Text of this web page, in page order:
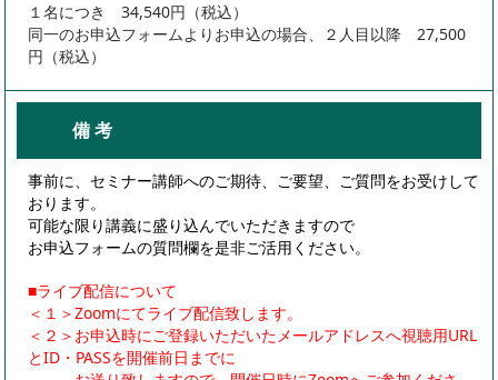
１名につき 34,540円（税込）
同一のお申込フォームよりお申込の場合、２人目以降 27,500
円（税込）
備 考
事前に、セミナー講師へのご期待、ご要望、ご質問をお受けして
おります。
可能な限り講義に盛り込んでいただきますので
お申込フォームの質問欄を是非ご活用ください。
■ライブ配信について
＜１＞Zoomにてライブ配信致します。
＜２＞お申込時にご登録いただいたメールアドレスへ視聴用URL
とID・PASSを開催前日までに